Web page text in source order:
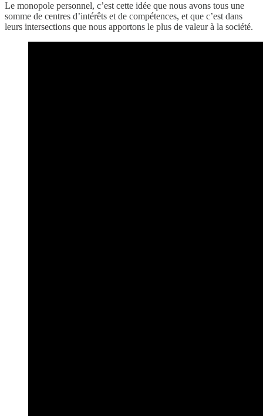
Le monopole personnel, c’est cette idée que nous avons tous une
somme de centres d’intérêts et de compétences, et que c’est dans
leurs intersections que nous apportons le plus de valeur à la société.